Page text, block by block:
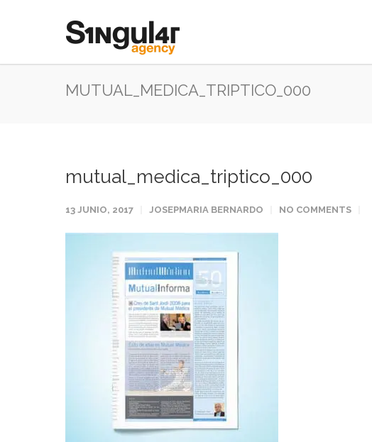
MUTUAL_MEDICA_TRIPTICO_000
mutual_medica_triptico_000
13 JUNIO, 2017 JOSEPMARIA BERNARDO NO COMMENTS